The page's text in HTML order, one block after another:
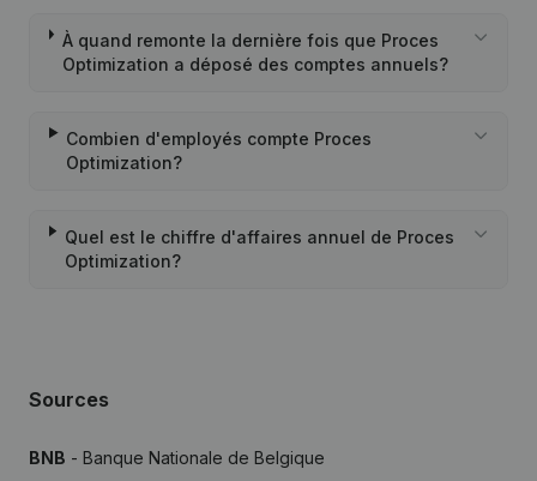
À quand remonte la dernière fois que Proces
Optimization a déposé des comptes annuels?
Combien d'employés compte Proces
Optimization?
Quel est le chiffre d'affaires annuel de Proces
Optimization?
Sources
BNB - Banque Nationale de Belgique